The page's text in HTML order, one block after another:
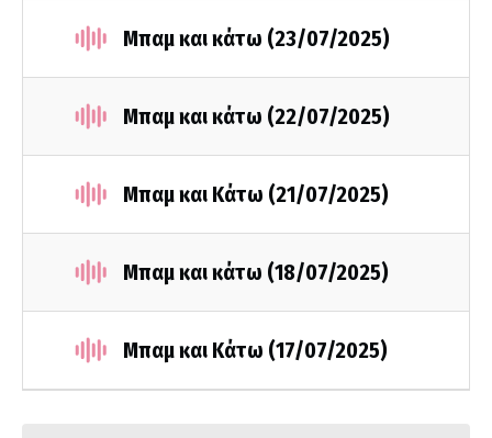
Μπαμ και κάτω (23/07/2025)
Μπαμ και κάτω (22/07/2025)
Μπαμ και Κάτω (21/07/2025)
Μπαμ και κάτω (18/07/2025)
Μπαμ και Κάτω (17/07/2025)